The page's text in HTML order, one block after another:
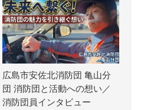
広島市安佐北消防団 亀山分
団 消防団と活動への想い／
消防団員インタビュー